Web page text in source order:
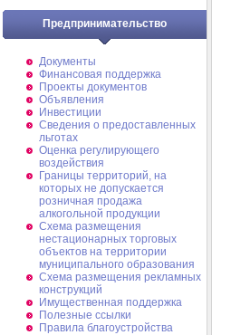
Предпринимательство
Документы
Финансовая поддержка
Проекты документов
Объявления
Инвестиции
Сведения о предоставленных
льготах
Оценка регулирующего
воздействия
Границы территорий, на
которых не допускается
розничная продажа
алкогольной продукции
Схема размещения
нестационарных торговых
объектов на территории
муниципального образования
Схема размещения рекламных
конструкций
Имущественная поддержка
Полезные ссылки
Правила благоустройства